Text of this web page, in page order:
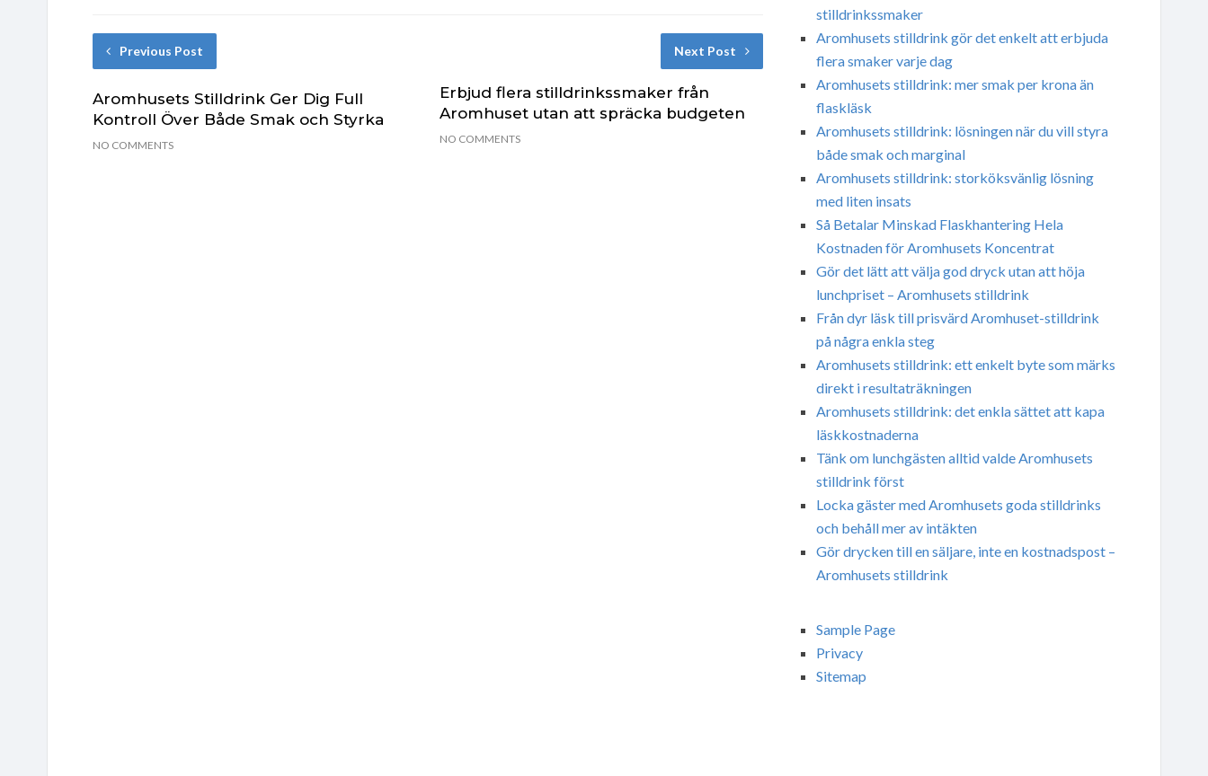
Previous Post
Aromhusets Stilldrink Ger Dig Full
Kontroll Över Både Smak och Styrka
NO COMMENTS
Next Post
Erbjud flera stilldrinkssmaker från
Aromhuset utan att spräcka budgeten
NO COMMENTS
stilldrinkssmaker
Aromhusets stilldrink gör det enkelt att erbjuda
flera smaker varje dag
Aromhusets stilldrink: mer smak per krona än
flaskläsk
Aromhusets stilldrink: lösningen när du vill styra
både smak och marginal
Aromhusets stilldrink: storköksvänlig lösning
med liten insats
Så Betalar Minskad Flaskhantering Hela
Kostnaden för Aromhusets Koncentrat
Gör det lätt att välja god dryck utan att höja
lunchpriset – Aromhusets stilldrink
Från dyr läsk till prisvärd Aromhuset-stilldrink
på några enkla steg
Aromhusets stilldrink: ett enkelt byte som märks
direkt i resultaträkningen
Aromhusets stilldrink: det enkla sättet att kapa
läskkostnaderna
Tänk om lunchgästen alltid valde Aromhusets
stilldrink först
Locka gäster med Aromhusets goda stilldrinks
och behåll mer av intäkten
Gör drycken till en säljare, inte en kostnadspost –
Aromhusets stilldrink
Sample Page
Privacy
Sitemap